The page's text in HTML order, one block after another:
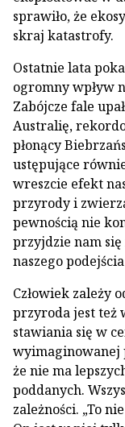
sprawiło, że
skraj katastrofy.
Ostatnie lata
ogromny wpływ
Zabójcze fale
Australię,
płonący
ustępujące
wreszcie efekt
przyrody i
pewnością nie
przyjdzie nam
naszego
Człowiek zależy
przyroda jest też
stawiania się w
wyimaginowanej
że nie ma
poddanych.
zależności. „To